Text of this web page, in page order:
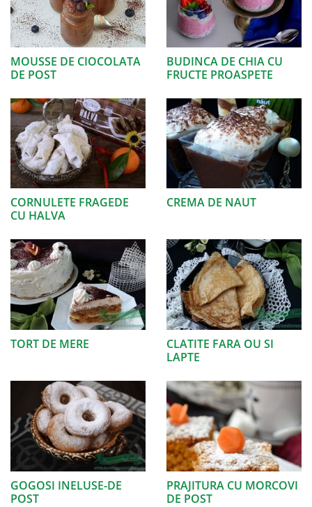
MOUSSE DE CIOCOLATA
DE POST
BUDINCA DE CHIA CU
FRUCTE PROASPETE
CORNULETE FRAGEDE
CU HALVA
CREMA DE NAUT
TORT DE MERE
CLATITE FARA OU SI
LAPTE
GOGOSI INELUSE-DE
POST
PRAJITURA CU MORCOVI
DE POST